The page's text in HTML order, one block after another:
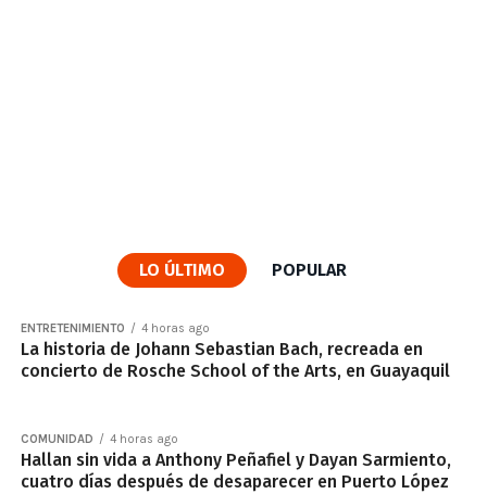
LO ÚLTIMO POPULAR
ENTRETENIMIENTO 4 horas ago
La historia de Johann Sebastian Bach, recreada en
concierto de Rosche School of the Arts, en Guayaquil
COMUNIDAD 4 horas ago
Hallan sin vida a Anthony Peñafiel y Dayan Sarmiento,
cuatro días después de desaparecer en Puerto López